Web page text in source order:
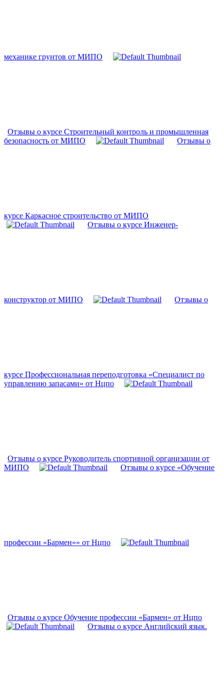
механике грунтов от МИПО
Отзывы о курсе Строительный контроль и промышленная
безопасность от МИПО
Отзывы о
курсе Каркасное строительство от МИПО
Отзывы о курсе Инженер-
конструктор от МИПО Отзывы о
курсе Профессиональная переподготовка «Специалист по
управлению запасами» от Нцпо
Отзывы о курсе Руководитель спортивной организации от
МИПО
Отзывы о курсе «Обучение
профессии «Бармен»» от Нцпо
Отзывы о курсе Обучение профессии «Бармен» от Нцпо
Отзывы о курсе Английский язык.